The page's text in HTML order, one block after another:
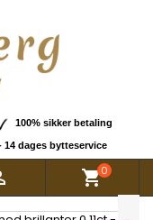
100% sikker betaling
dages bytteservice
shopping_cart0